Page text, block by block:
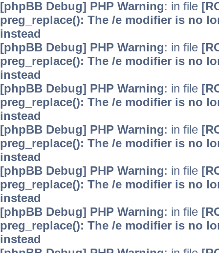
[phpBB Debug] PHP Warning: in file
preg_replace(): The /e modifier is no
instead
[phpBB Debug] PHP Warning: in file
preg_replace(): The /e modifier is no
instead
[phpBB Debug] PHP Warning: in file
preg_replace(): The /e modifier is no
instead
[phpBB Debug] PHP Warning: in file
preg_replace(): The /e modifier is no
instead
[phpBB Debug] PHP Warning: in file
preg_replace(): The /e modifier is no
instead
[phpBB Debug] PHP Warning: in file
preg_replace(): The /e modifier is no
instead